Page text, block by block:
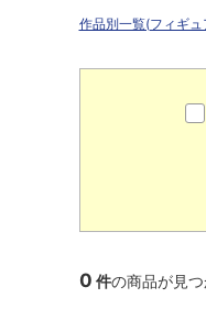
作品別一覧(フィギュ
0 件の商品が見